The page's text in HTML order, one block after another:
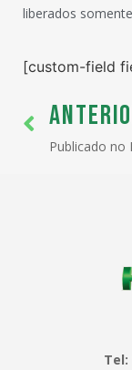
liberados
[custom-field
Tel: